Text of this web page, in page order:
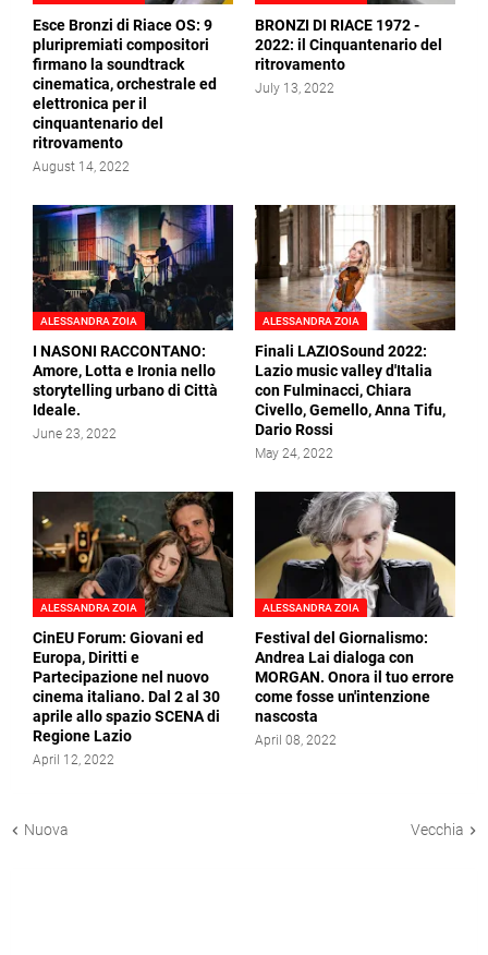
Esce Bronzi di Riace OS: 9
pluripremiati compositori
firmano la soundtrack
cinematica, orchestrale ed
elettronica per il
cinquantenario del
ritrovamento
August 14, 2022
BRONZI DI RIACE 1972 -
2022: il Cinquantenario del
ritrovamento
July 13, 2022
ALESSANDRA ZOIA
I NASONI RACCONTANO:
Amore, Lotta e Ironia nello
storytelling urbano di Città
Ideale.
June 23, 2022
ALESSANDRA ZOIA
Finali LAZIOSound 2022:
Lazio music valley d'Italia
con Fulminacci, Chiara
Civello, Gemello, Anna Tifu,
Dario Rossi
May 24, 2022
ALESSANDRA ZOIA
CinEU Forum: Giovani ed
Europa, Diritti e
Partecipazione nel nuovo
cinema italiano. Dal 2 al 30
aprile allo spazio SCENA di
Regione Lazio
April 12, 2022
ALESSANDRA ZOIA
Festival del Giornalismo:
Andrea Lai dialoga con
MORGAN. Onora il tuo errore
come fosse un'intenzione
nascosta
April 08, 2022
Nuova Vecchia